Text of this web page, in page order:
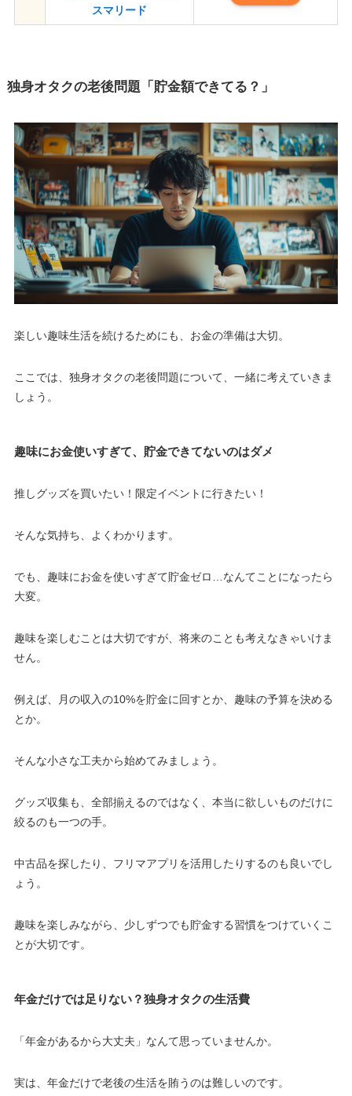
スマリード
独身オタクの老後問題「貯金額できてる？」
楽しい趣味生活を続けるためにも、お金の準備は大切。
ここでは、独身オタクの老後問題について、一緒に考えていきま
しょう。
趣味にお金使いすぎて、貯金できてないのはダメ
推しグッズを買いたい！限定イベントに行きたい！
そんな気持ち、よくわかります。
でも、趣味にお金を使いすぎて貯金ゼロ…なんてことになったら
大変。
趣味を楽しむことは大切ですが、将来のことも考えなきゃいけま
せん。
例えば、月の収入の10%を貯金に回すとか、趣味の予算を決める
とか。
そんな小さな工夫から始めてみましょう。
グッズ収集も、全部揃えるのではなく、本当に欲しいものだけに
絞るのも一つの手。
中古品を探したり、フリマアプリを活用したりするのも良いでし
ょう。
趣味を楽しみながら、少しずつでも貯金する習慣をつけていくこ
とが大切です。
年金だけでは足りない？独身オタクの生活費
「年金があるから大丈夫」なんて思っていませんか。
実は、年金だけで老後の生活を賄うのは難しいのです。